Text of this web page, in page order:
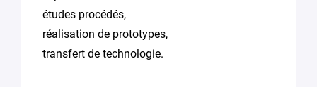
études procédés,
réalisation de prototypes,
transfert de technologie.